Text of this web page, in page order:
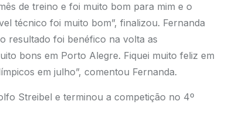
de treino e foi muito bom para mim e o
técnico foi muito bom”, finalizou. Fernanda
resultado foi benéfico na volta as
bons em Porto Alegre. Fiquei muito feliz em
em julho”, comentou Fernanda.
Streibel e terminou a competição no 4º